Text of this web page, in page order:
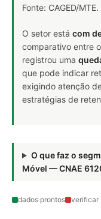
Fonte: CAGED/MTE.
O setor está com
comparativo entre
registrou uma
que pode indicar
exigindo atenção
estratégias de
O que faz o
Móvel — CNAE
dados prontos verificar